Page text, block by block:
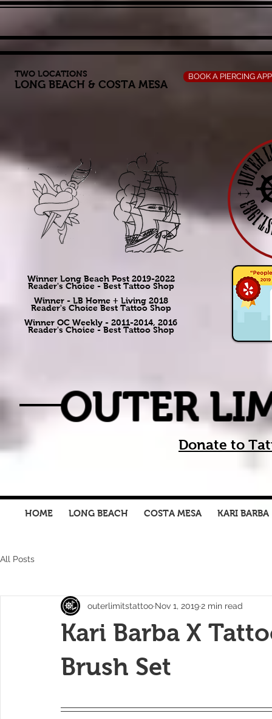
TWO LOCATIONS
LONG BEACH & COSTA MESA
BOOK A PIERCING
Winner Long Beach Post 2019-2022
Reader's Choice - Best Tattoo Shop
Winner - LB Home + Living 2018
Reader's Choice Best Tattoo Shop
Winner OC Weekly - 2011-2014, 2016
Reader's Choice - Best Tattoo Shop
OUTER
Donate to
HOME LONG BEACH COSTA MESA KARI BARBA
All Posts
Kari Barba X
Brush Set
outerlimitstattoo Nov 1, 20192 min read